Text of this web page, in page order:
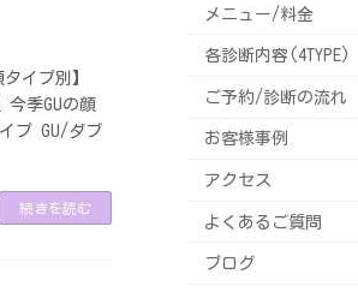
イプ別】
季GUの顔
プ GU/ダブ
続きを読む
メニュー/料金
各診断内容(4TYPE)
ご予約/診断の流れ
お客様事例
アクセス
よくあるご質問
ブログ